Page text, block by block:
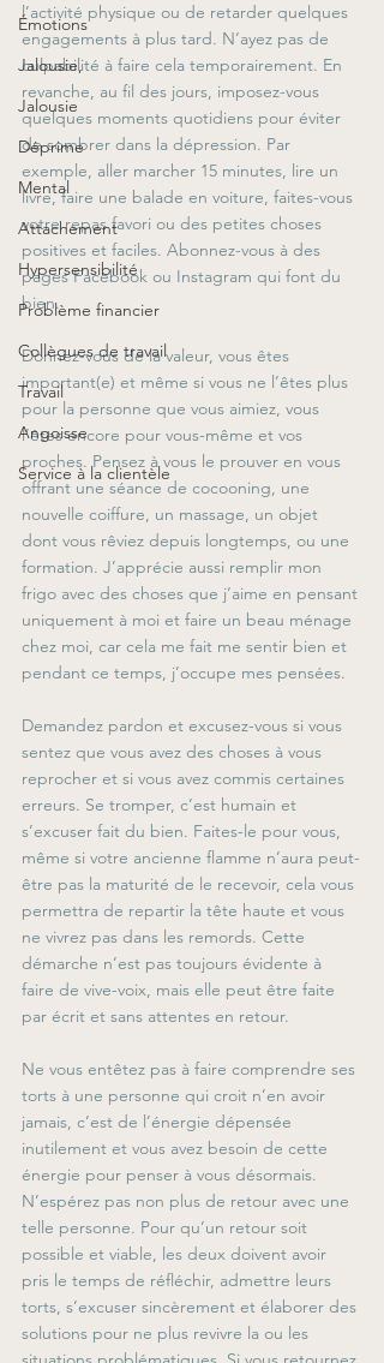
Émotions
Jalousie,
Jalousie
Déprime
Mental
Attachement
Hypersensibilité
Problème financier
Collègues de travail
Travail
Angoisse
Service à la clientèle
l’activité physique ou de retarder quelques
engagements à plus tard. N’ayez pas de
culpabilité à faire cela temporairement. En
revanche, au fil des jours, imposez-vous
quelques moments quotidiens pour éviter
de sombrer dans la dépression. Par
exemple, aller marcher 15 minutes, lire un
livre, faire une balade en voiture, faites-vous
votre repas favori ou des petites choses
positives et faciles. Abonnez-vous à des
pages Facebook ou Instagram qui font du
bien.
Donnez-vous de la valeur, vous êtes
important(e) et même si vous ne l’êtes plus
pour la personne que vous aimiez, vous
l’êtes encore pour vous-même et vos
proches. Pensez à vous le prouver en vous
offrant une séance de cocooning, une
nouvelle coiffure, un massage, un objet
dont vous rêviez depuis longtemps, ou une
formation. J’apprécie aussi remplir mon
frigo avec des choses que j’aime en pensant
uniquement à moi et faire un beau ménage
chez moi, car cela me fait me sentir bien et
pendant ce temps, j’occupe mes pensées.
Demandez pardon et excusez-vous si vous
sentez que vous avez des choses à vous
reprocher et si vous avez commis certaines
erreurs. Se tromper, c’est humain et
s’excuser fait du bien. Faites-le pour vous,
même si votre ancienne flamme n’aura peut-
être pas la maturité de le recevoir, cela vous
permettra de repartir la tête haute et vous
ne vivrez pas dans les remords. Cette
démarche n’est pas toujours évidente à
faire de vive-voix, mais elle peut être faite
par écrit et sans attentes en retour.
Ne vous entêtez pas à faire comprendre ses
torts à une personne qui croit n’en avoir
jamais, c’est de l’énergie dépensée
inutilement et vous avez besoin de cette
énergie pour penser à vous désormais.
N’espérez pas non plus de retour avec une
telle personne. Pour qu’un retour soit
possible et viable, les deux doivent avoir
pris le temps de réfléchir, admettre leurs
torts, s’excuser sincèrement et élaborer des
solutions pour ne plus revivre la ou les